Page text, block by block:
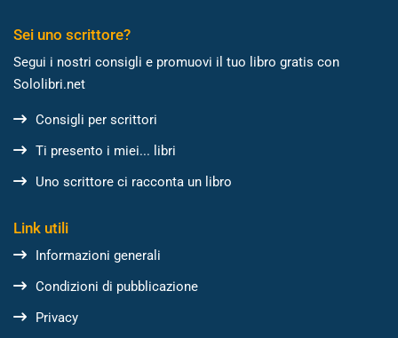
Sei uno scrittore?
Segui i nostri consigli e promuovi il tuo libro gratis con
Sololibri.net
Consigli per scrittori
Ti presento i miei... libri
Uno scrittore ci racconta un libro
Link utili
Informazioni generali
Condizioni di pubblicazione
Privacy